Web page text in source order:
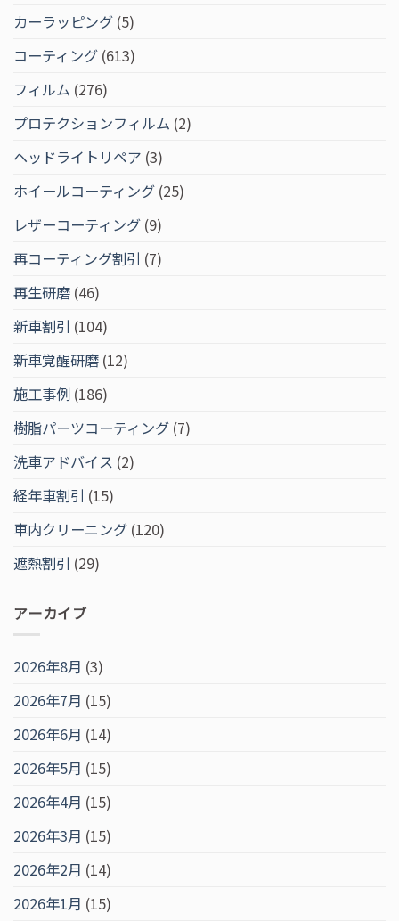
カーラッピング (5)
コーティング (613)
フィルム (276)
プロテクションフィルム (2)
ヘッドライトリペア (3)
ホイールコーティング (25)
レザーコーティング (9)
再コーティング割引 (7)
再生研磨 (46)
新車割引 (104)
新車覚醒研磨 (12)
施工事例 (186)
樹脂パーツコーティング (7)
洗車アドバイス (2)
経年車割引 (15)
車内クリーニング (120)
遮熱割引 (29)
アーカイブ
2026年8月 (3)
2026年7月 (15)
2026年6月 (14)
2026年5月 (15)
2026年4月 (15)
2026年3月 (15)
2026年2月 (14)
2026年1月 (15)